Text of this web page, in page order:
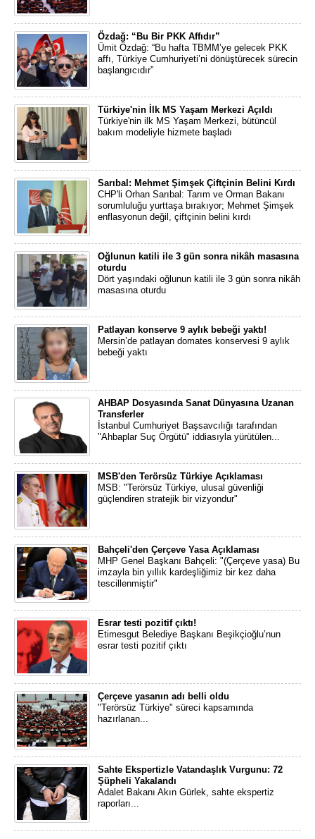
Özdağ: “Bu Bir PKK Affıdır”
Ümit Özdağ: “Bu hafta TBMM’ye gelecek PKK
affı, Türkiye Cumhuriyeti’ni dönüştürecek sürecin
başlangıcıdır”
Türkiye'nin İlk MS Yaşam Merkezi Açıldı
Türkiye'nin ilk MS Yaşam Merkezi, bütüncül
bakım modeliyle hizmete başladı
Sarıbal: Mehmet Şimşek Çiftçinin Belini Kırdı
CHP'li Orhan Sarıbal: Tarım ve Orman Bakanı
sorumluluğu yurttaşa bırakıyor; Mehmet Şimşek
enflasyonun değil, çiftçinin belini kırdı
Oğlunun katili ile 3 gün sonra nikâh masasına
oturdu
Dört yaşındaki oğlunun katili ile 3 gün sonra nikâh
masasına oturdu
Patlayan konserve 9 aylık bebeği yaktı!
Mersin’de patlayan domates konservesi 9 aylık
bebeği yaktı
AHBAP Dosyasında Sanat Dünyasına Uzanan
Transferler
İstanbul Cumhuriyet Başsavcılığı tarafından
"Ahbaplar Suç Örgütü" iddiasıyla yürütülen...
MSB'den Terörsüz Türkiye Açıklaması
MSB: "Terörsüz Türkiye, ulusal güvenliği
güçlendiren stratejik bir vizyondur"
Bahçeli'den Çerçeve Yasa Açıklaması
MHP Genel Başkanı Bahçeli: "(Çerçeve yasa) Bu
imzayla bin yıllık kardeşliğimiz bir kez daha
tescillenmiştir"
Esrar testi pozitif çıktı!
Etimesgut Belediye Başkanı Beşikçioğlu’nun
esrar testi pozitif çıktı
Çerçeve yasanın adı belli oldu
"Terörsüz Türkiye" süreci kapsamında
hazırlanan...
Sahte Ekspertizle Vatandaşlık Vurgunu: 72
Şüpheli Yakalandı
Adalet Bakanı Akın Gürlek, sahte ekspertiz
raporları...